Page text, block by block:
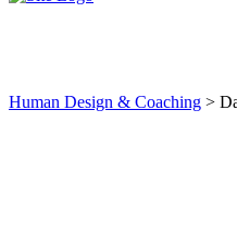
Human Design & Coaching >